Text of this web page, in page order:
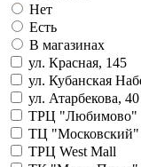
Нет
Есть
В магазинах
ул. Красная, 145
ул. Кубанская
ул. Атарбекова, 40
ТРЦ "Любимово"
ТЦ "Московский"
ТРЦ West Mall